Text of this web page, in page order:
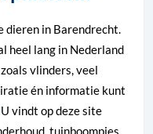
dieren in Barendrecht.
heel lang in Nederland
vlinders, veel
én informatie kunt
U vindt op deze site